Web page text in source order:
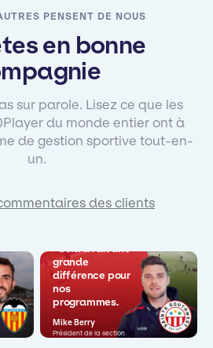
PENSENT DE NOUS
en bonne
sur parole. Lisez ce que les
du monde entier ont à
de gestion sportive tout-en-
un.
des clients
"Cela a fait une
grande
différence pour
nos
programmes.
Mike Berry
Président de la section